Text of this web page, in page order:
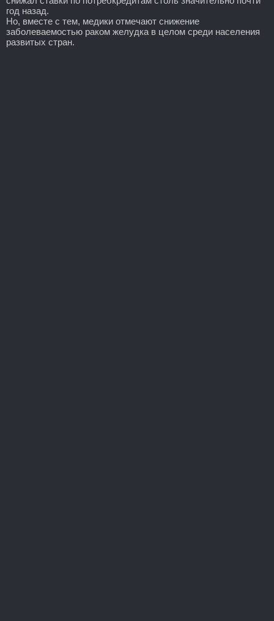
год назад.
Но, вместе с тем, медики отмечают снижение
заболеваемостью раком желудка в целом среди населения
развитых стран.